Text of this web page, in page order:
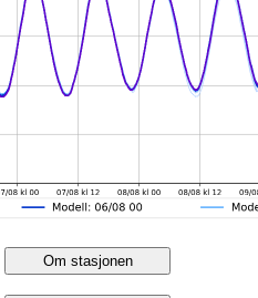
Om stasjonen